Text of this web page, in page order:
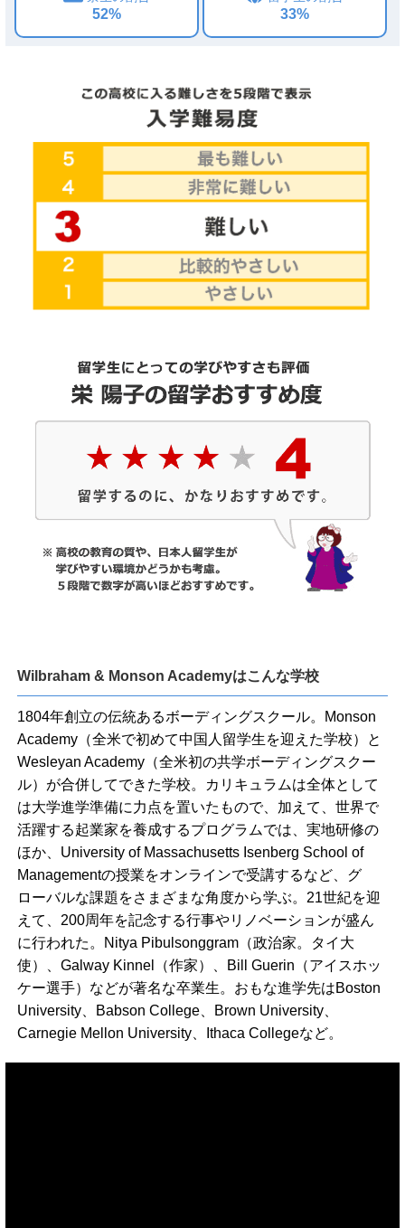
52% 33%
Wilbraham & Monson Academyはこんな学校
1804年創立の伝統あるボーディングスクール。Monson
Academy（全米で初めて中国人留学生を迎えた学校）と
Wesleyan Academy（全米初の共学ボーディングスクー
ル）が合併してできた学校。カリキュラムは全体として
は大学進学準備に力点を置いたもので、加えて、世界で
活躍する起業家を養成するプログラムでは、実地研修の
ほか、University of Massachusetts Isenberg School of
Managementの授業をオンラインで受講するなど、グ
ローバルな課題をさまざまな角度から学ぶ。21世紀を迎
えて、200周年を記念する行事やリノベーションが盛ん
に行われた。Nitya Pibulsonggram（政治家。タイ大
使）、Galway Kinnel（作家）、Bill Guerin（アイスホッ
ケー選手）などが著名な卒業生。おもな進学先はBoston
University、Babson College、Brown University、
Carnegie Mellon University、Ithaca Collegeなど。